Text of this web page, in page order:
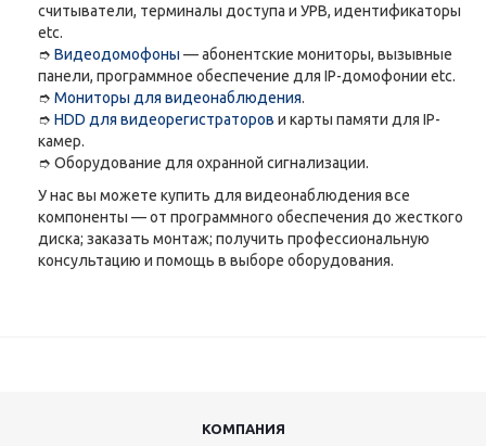
считыватели, терминалы доступа и УРВ, идентификаторы
etc.
➮ Видеодомофоны — абонентские мониторы, вызывные
панели, программное обеспечение для IP-домофонии etc.
➮ Мониторы для видеонаблюдения.
➮ HDD для видеорегистраторов и карты памяти для IP-
камер.
➮ Оборудование для охранной сигнализации.
У нас вы можете купить для видеонаблюдения все
компоненты — от программного обеспечения до жесткого
диска; заказать монтаж; получить профессиональную
консультацию и помощь в выборе оборудования.
КОМПАНИЯ